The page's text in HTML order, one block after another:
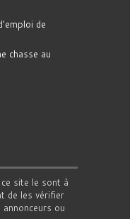
de
chasse au
site le sont à
de les vérifier
ou